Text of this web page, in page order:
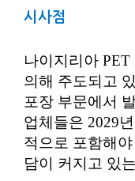
시사점
나이지리아
의해 주도되고
포장 부문에서
업체들은 2029
적으로 포함해
담이 커지고 있